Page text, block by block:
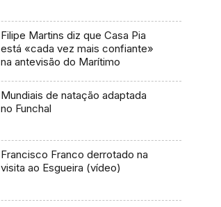
Filipe Martins diz que Casa Pia
está «cada vez mais confiante»
na antevisão do Marítimo
Mundiais de natação adaptada
no Funchal
Francisco Franco derrotado na
visita ao Esgueira (vídeo)